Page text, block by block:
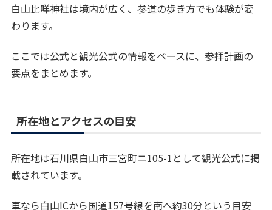
白山比咩神社は境内が広く、参道の歩き方でも体験が変
わります。
ここでは公式と観光公式の情報をベースに、参拝計画の
要点をまとめます。
所在地とアクセスの目安
所在地は石川県白山市三宮町ニ105-1として観光公式に掲
載されています。
車なら白山ICから国道157号線を南へ約30分という目安